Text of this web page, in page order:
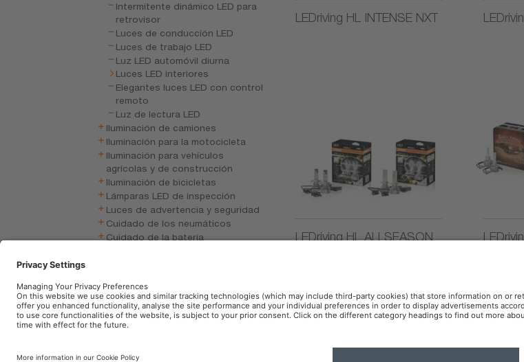
Intermitente dinámico LED para
retrovisor
Luces de conducción LED
Luces de trabajo LED
Luz LED automóvil diurna
Luces LED interiores
Elegantes luces LED con control
remoto
Luz de lectura LED
Iluminación de camiones
Iluminación para la motocicleta
Iluminación para vehículos
agrícolas y de construcción
Iluminación de bicicletas
Lámparas LED de inspección
Luces de advertencia y seguridad
Cuidado de los neumáticos
Cuidado de la batería
LEDriving HL INTENSE NXT
LEDriving HL ALLSEASON
Política de privacidad Política de cookies Política de IA